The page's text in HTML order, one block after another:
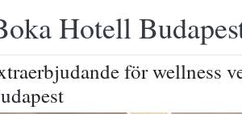
Hotell
för wellness